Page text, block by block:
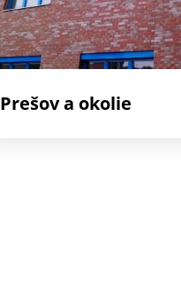
Prešov a okolie